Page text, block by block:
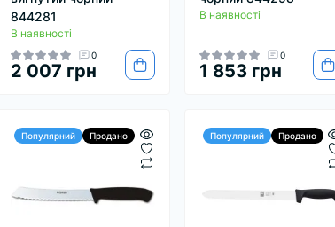
844281
В наявності
0
2 007 грн
В наявності
0
1 853 грн
Популярний Продано Популярний Продано